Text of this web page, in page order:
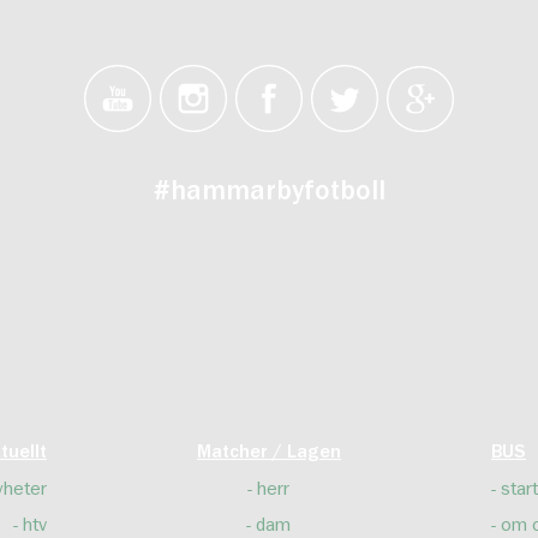
#hammarbyfotboll
htv
Matcher / Lagen
herr
dam
BUS
start
om